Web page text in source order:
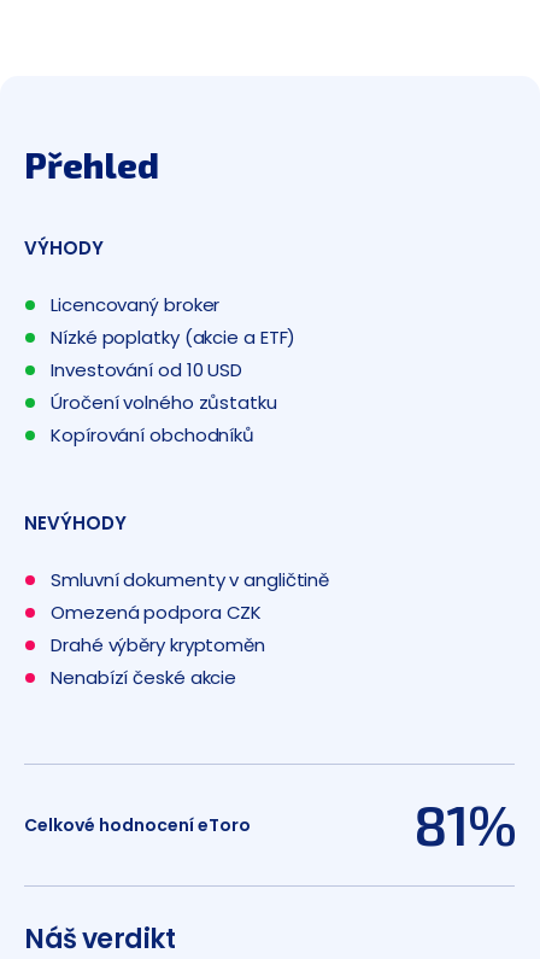
Přehled
VÝHODY
Licencovaný broker
Nízké poplatky (akcie a ETF)
Investování od 10 USD
Úročení volného zůstatku
Kopírování obchodníků
NEVÝHODY
Smluvní dokumenty v angličtině
Omezená podpora CZK
Drahé výběry kryptoměn
Nenabízí české akcie
Celkové hodnocení eToro 81%
Náš verdikt